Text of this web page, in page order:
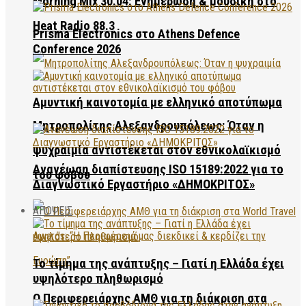
Heat Radio 88.3
Μητροπολίτης Αλεξανδρουπόλεως: Όταν η
ψυχραιμία αντιστέκεται στον εθνικολαϊκισμό
του φόβου
Ο Περιφερειάρχης ΑΜΘ για τη διάκριση στα
Prisma Electronics στο Athens Defence
Conference 2026
Αμυντική καινοτομία με ελληνικό αποτύπωμα
Ανανέωση διαπίστευσης ISO 15189:2022 για το
Διαγνωστικό Εργαστήριο «ΔΗΜΟΚΡΙΤΟΣ»
ΑΠΟΨΕΙΣ
Το τίμημα της ανάπτυξης – Γιατί η Ελλάδα έχει
υψηλότερο πληθωρισμό